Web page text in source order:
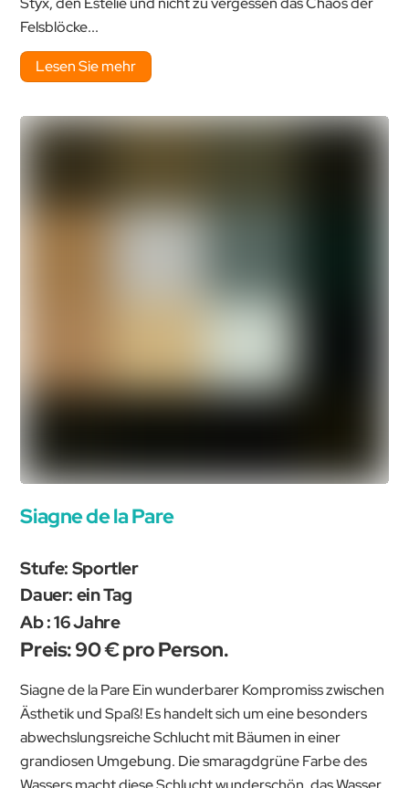
Felsblöcke...
Lesen Sie mehr
Siagne de la Pare
Stufe: Sportler
Dauer: ein Tag
Ab : 16 Jahre
Preis: 90 € pro Person.
Siagne de la Pare Ein wunderbarer Kompromiss zwischen
Ästhetik und Spaß! Es handelt sich um eine besonders
abwechslungsreiche Schlucht mit Bäumen in einer
grandiosen Umgebung. Die smaragdgrüne Farbe des